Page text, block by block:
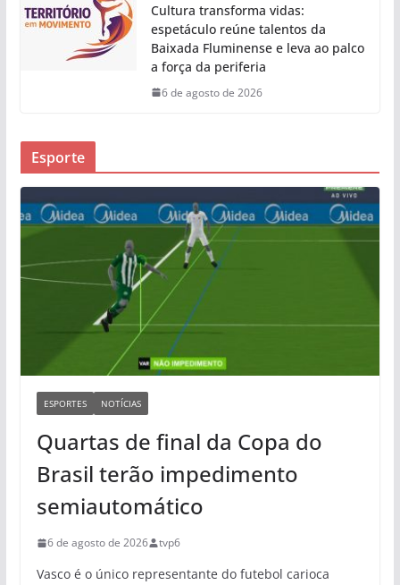
Cultura transforma vidas:
espetáculo reúne talentos da
Baixada Fluminense e leva ao palco
a força da periferia
6 de agosto de 2026
Esporte
ESPORTES NOTÍCIAS
Quartas de final da Copa do
Brasil terão impedimento
semiautomático
6 de agosto de 2026 tvp6
Vasco é o único representante do futebol carioca